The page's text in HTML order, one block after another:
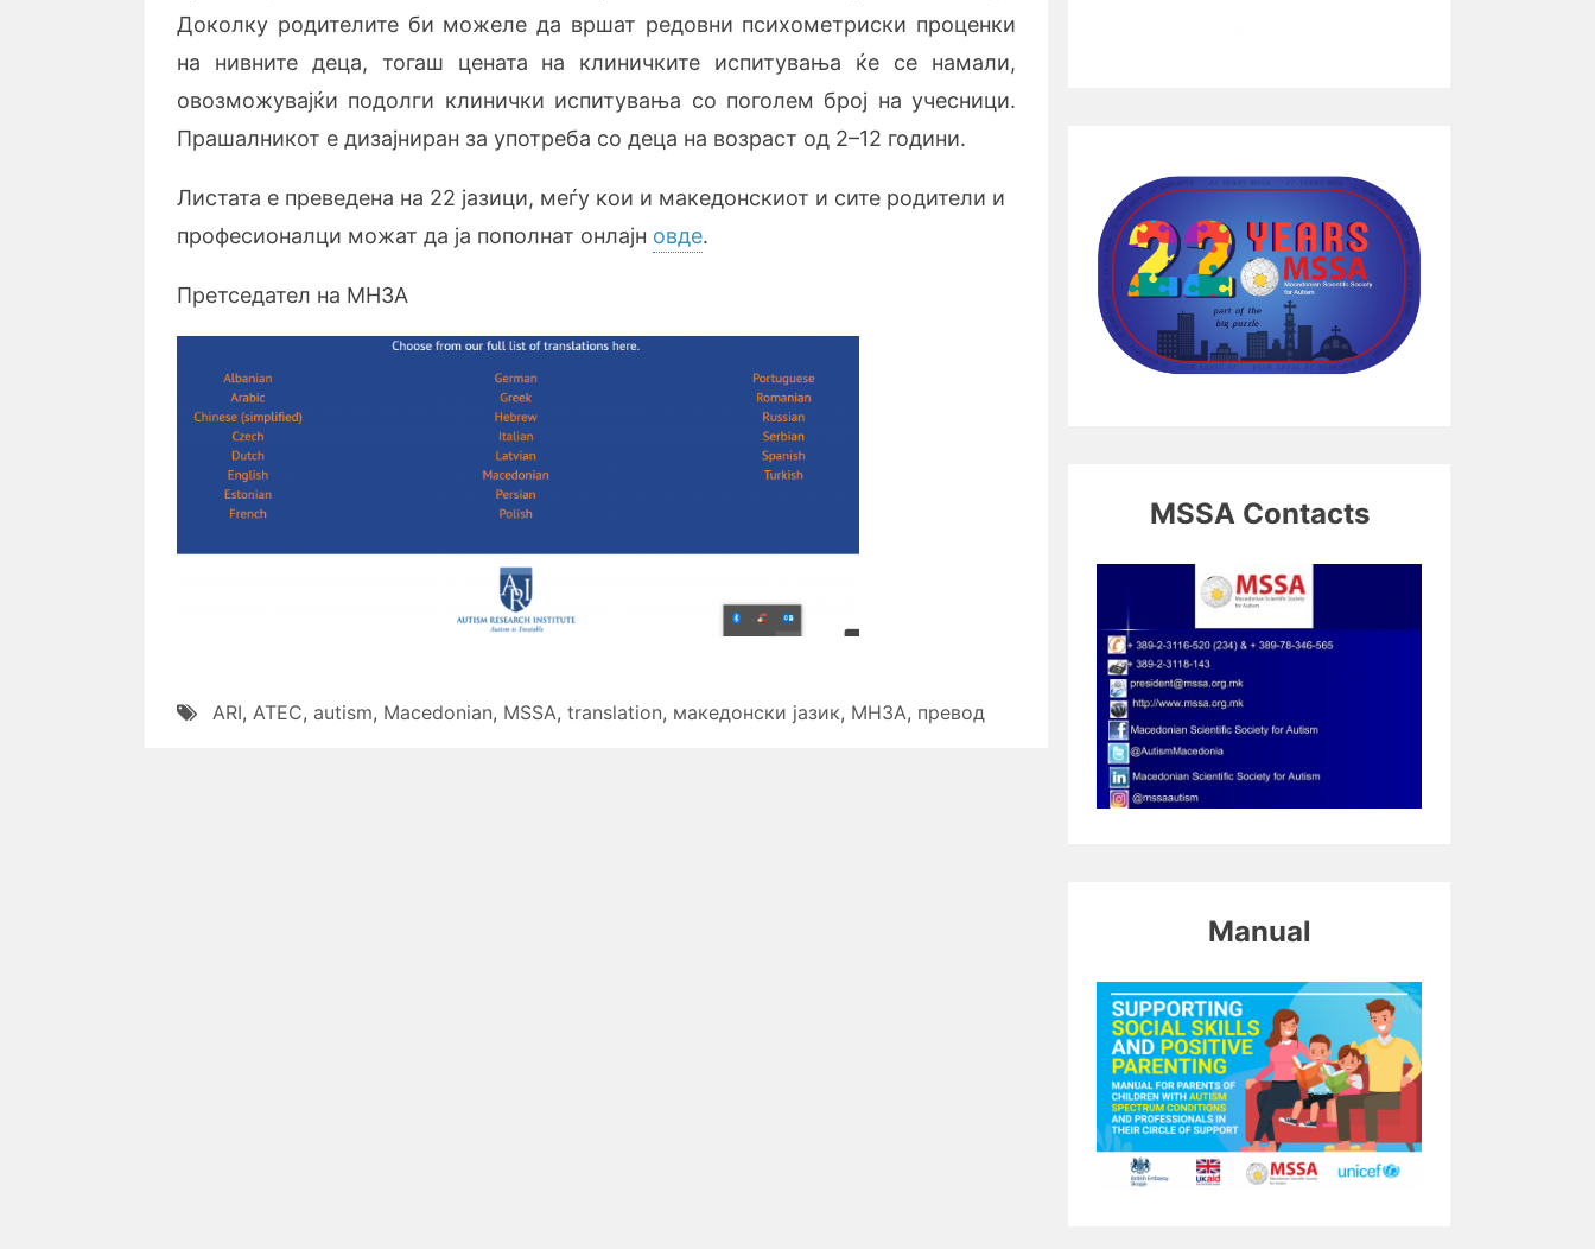
Доколку родителите би можеле да вршат редовни психометриски проценки
на нивните деца, тогаш цената на клиничките испитувања ќе се намали,
овозможувајќи подолги клинички испитувања со поголем број на учесници.
Прашалникот е дизајниран за употреба со деца на возраст од 2–12 години.
Листата е преведена на 22 јазици, меѓу кои и македонскиот и сите родители и
професионалци можат да ја пополнат онлајн овде.
Претседател на МНЗА
ARI, ATEC, autism, Macedonian, MSSA, translation, македонски јазик, МНЗА, превод
MSSA Contacts
Manual